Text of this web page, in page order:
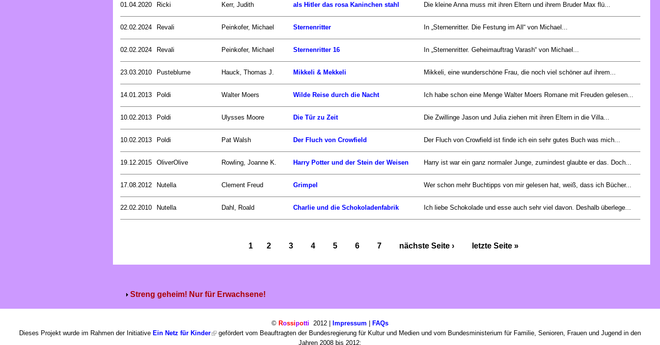
01.04.2020 Ricki Kerr, Judith als Hitler das rosa Kaninchen stahl Die kleine Anna muss mit ihren Eltern und ihrem Bruder Max flü...
02.02.2024 Revali Peinkofer, Michael Sternenritter In „Sternenritter. Die Festung im All“ von Michael...
02.02.2024 Revali Peinkofer, Michael Sternenritter 16 In „Sternenritter. Geheimauftrag Varash“ von Michael...
23.03.2010 Pusteblume Hauck, Thomas J. Mikkeli & Mekkeli Mikkeli, eine wunderschöne Frau, die noch viel schöner auf ihrem...
14.01.2013 Poldi Walter Moers Wilde Reise durch die Nacht Ich habe schon eine Menge Walter Moers Romane mit Freuden gelesen...
10.02.2013 Poldi Ulysses Moore Die Tür zu Zeit Die Zwillinge Jason und Julia ziehen mit ihren Eltern in die Villa...
10.02.2013 Poldi Pat Walsh Der Fluch von Crowfield Der Fluch von Crowfield ist finde ich ein sehr gutes Buch was mich...
19.12.2015 OliverOlive Rowling, Joanne K. Harry Potter und der Stein der Weisen Harry ist war ein ganz normaler Junge, zumindest glaubte er das. Doch...
17.08.2012 Nutella Clement Freud Grimpel Wer schon mehr Buchtipps von mir gelesen hat, weiß, dass ich Bücher...
22.02.2010 Nutella Dahl, Roald Charlie und die Schokoladenfabrik Ich liebe Schokolade und esse auch sehr viel davon. Deshalb überlege...
1 2 3 4 5 6 7 nächste Seite › letzte Seite »
Streng geheim! Nur für Erwachsene!
© Rossipotti 2012 | Impressum | FAQs
Dieses Projekt wurde im Rahmen der Initiative Ein Netz für Kinder
gefördert vom Beauftragten der Bundesregierung für Kultur und Medien und vom Bundesministerium für Familie, Senioren, Frauen und Jugend in den
Jahren 2008 bis 2012: